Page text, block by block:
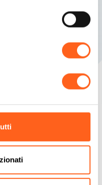
tue domande